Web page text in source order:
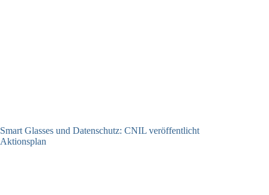
Smart Glasses und Datenschutz: CNIL veröffentlicht
Aktionsplan